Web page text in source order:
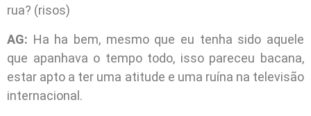
rua? (risos)
AG: Ha ha bem, mesmo que eu tenha sido aquele
que apanhava o tempo todo, isso pareceu bacana,
estar apto a ter uma atitude e uma ruína na televisão
internacional.